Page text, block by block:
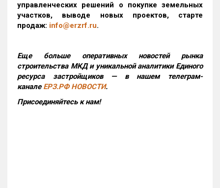
управленческих решений о покупке земельных
участков, выводе новых проектов, старте
продаж: info@erzrf.ru.
Еще больше оперативных новостей рынка
строительства МКД и уникальной аналитики Единого
ресурса застройщиков — в нашем телеграм-
канале ЕРЗ.РФ НОВОСТИ.
Присоединяйтесь к нам!